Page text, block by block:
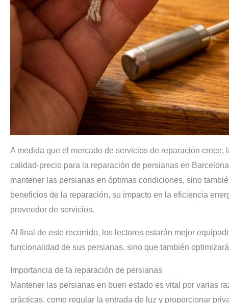
A medida que el mercado de servicios de reparación
calidad-precio para la reparación de persianas en
mantener las persianas en óptimas condiciones, sino
beneficios de la reparación, su impacto en la eficiencia
proveedor de servicios.
Al final de este recorrido, los lectores estarán mejor
funcionalidad de sus persianas, sino que también
Importancia de la reparación de persianas
Mantener las persianas en buen estado es vital por varias
prácticas, como regular la entrada de luz y proporcionar